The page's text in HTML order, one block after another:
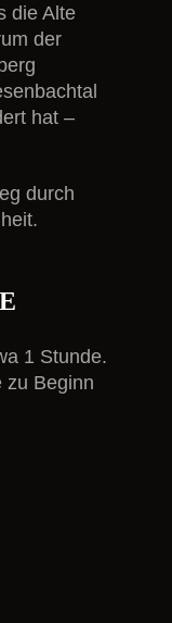
die Alte
der
hat –
durch
1 Stunde.
zu Beginn